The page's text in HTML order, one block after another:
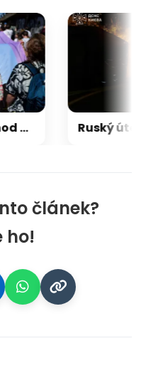
článek?
ho!
Prahou prošel pochod na podporu práv sexuálních menšin